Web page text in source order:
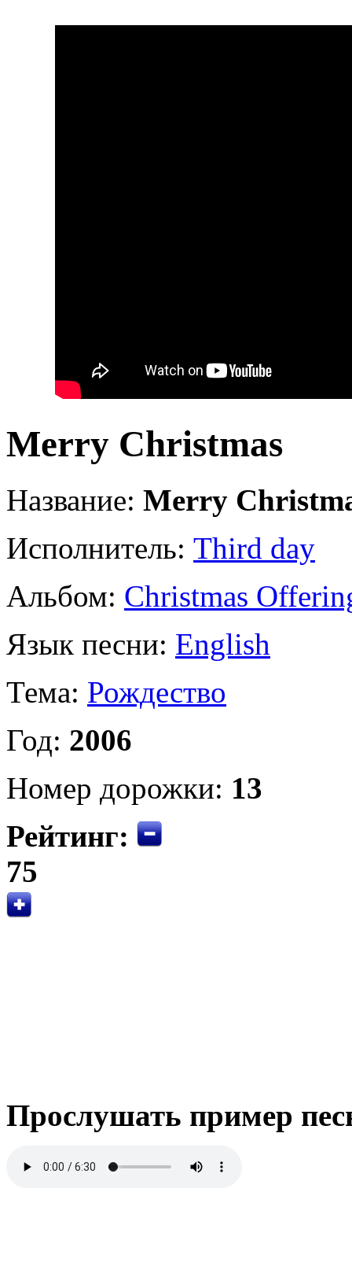
Merry Christmas
Название: Merry
Исполнитель: Third day
Альбом: Christmas
Язык песни: English
Тема: Рождество
Год: 2006
Номер дорожки: 13
Рейтинг:
75
Прослушать пример